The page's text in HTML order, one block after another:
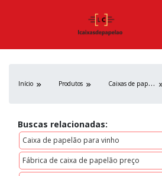
Início Produtos C
aixas de papelão
Buscas relacionadas:
Caixa de papelão para vinho
Fábrica de caixa de papelão preço